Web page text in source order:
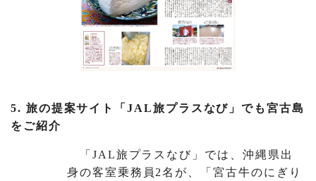
5. 旅の提案サイト「JAL旅プラスなび」でも宮古島
をご紹介
「JAL旅プラスなび」では、沖縄県出
身の客室乗務員2名が、「宮古牛のにぎり